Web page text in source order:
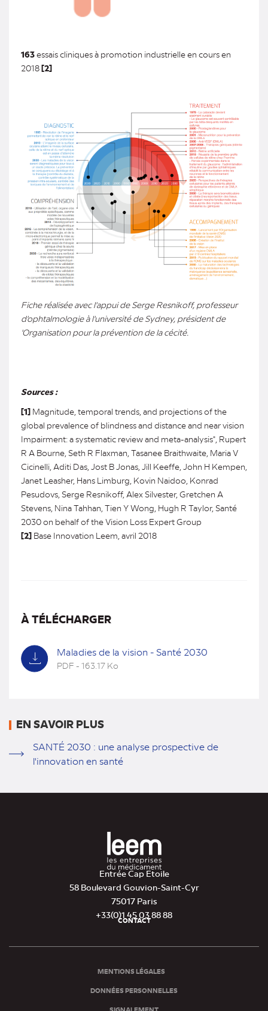
163essais cliniques à promotion industrielle en cours en
2018[2]
Fiche réalisée avec l'appui de Serge Resnikoff, professeur
d'ophtalmologie à l'université de Sydney, président de
'Organisation pour la prévention de la cécité.
Sources :
[1] Magnitude, temporal trends, and projections of the
global prevalence of blindness and distance and near vision
Impairment: a systematic review and meta-analysis", Rupert
R A Bourne, Seth R Flaxman, Tasanee Braithwaite, Maria V
Cicinelli, Aditi Das, Jost B Jonas, Jill Keeffe, John H Kempen,
Janet Leasher, Hans Limburg, Kovin Naidoo, Konrad
Pesudovs, Serge Resnikoff, Alex Silvester, Gretchen A
Stevens, Nina Tahhan, Tien Y Wong, Hugh R Taylor, Santé
2030 on behalf of the Vision Loss Expert Group
[2] Base Innovation Leem, avril 2018
À TÉLÉCHARGER
Maladies de la vision - Santé 2030
PDF - 163.17 Ko
EN SAVOIR PLUS
SANTÉ 2030 : une analyse prospective de
l'innovation en santé
Entrée Cap Etoile
58 Boulevard Gouvion-Saint-Cyr
75017 Paris
+33(0)1 45 03 88 88
de
CONTACT
MENTIONS LÉGALES
DONNÉES PERSONNELLES